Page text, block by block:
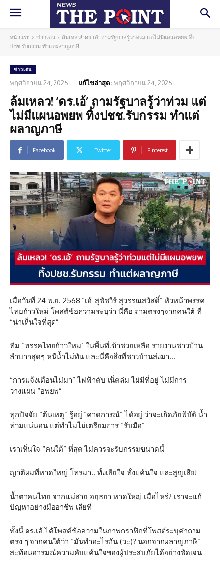
หน้าแรก ข่าวเด่น
ล้มเหลว! ‘ดร.เอ้’ ถามรัฐบาลรู้ว่าท่วม แต่ไม่มีแผนอพยพ ทิ้ง
ปชช.รับกรรม ทำแต่ผลาญภาษี
ข่าวเด่น
พฤศจิกายน 24, 2025 แก้ไขล่าสุด :พฤศจิกายน 24, 2025
ล้มเหลว! ‘ดร.เอ้’ ถามรัฐบาลรู้ว่าท่วม แต่
ไม่มีแผนอพยพ ทิ้งปชช.รับกรรม ทำแต่
ผลาญภาษี
Facebook Twitter Pinterest
เมื่อวันที่ 24 พ.ย. 2568 “เอ้-สุชัชวีร์ สุวรรณสวัสดิ์” หัวหน้าพรรค
ไทยก้าวใหม่ โพสต์ข้อความระบุว่า นี่คือ ถามตรงๆจากคนใต้ ที่
“น่าเห็นใจที่สุด”
ทีม “พรรคไทยก้าวใหม่” ในพื้นที่เข้าช่วยเหลือ รายงานชาวบ้าน
ลำบากสุดๆ หนีน้ำไม่ทัน และนี่คือสิ่งที่ชาวบ้านส่งมา…
“การแจ้งเตือนไม่มา” ไฟฟ้าดับ เน็ตล่ม ไม่มีที่อยู่ ไม่มีการ
วางแผน “อพยพ”
ทุกปัจจัย “ต้นเหตุ” รู้อยู่ “คาดการณ์” ได้อยู่ ว่าจะเกิดภัยพิบัติ น้ำ
ท่วมแน่นอน แต่ทำไมไม่เตรียมการ “รับมือ”
เราเห็นใจ “คนใต้” ที่สุด ไม่ควรจะรับกรรมขนาดนี้
ญาติผมที่หาดใหญ่ โทรมา.. ทั้งเสียใจ ทั้งแค้นใจ และสูญเสีย!
น้ำตาคนไทย จากแม่สาย อยุธยา หาดใหญ่ เมื่อไหร่? เราจะแก้
ปัญหาอย่างมืออาชีพ เสียที
ทั้งนี้ ดร.เอ้ ได้โพสต์ข้อความในภาพกราฟิกที่โพสต์ระบุคำถาม
ตรง ๆ จากคนใต้ว่า “มันทำอะไรกัน (วะ)? นอกจากผลาญภาษี”
สะท้อนอารมณ์ความคับแค้นใจของผู้ประสบภัยได้อย่างชัดเจน